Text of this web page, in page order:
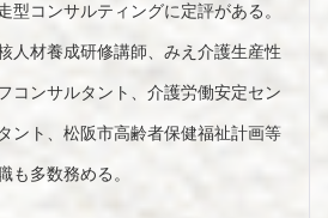
型コンサルティングに定評がある。
人材養成研修講師、みえ介護生産性
コンサルタント、介護労働安定セン
ント、松阪市高齢者保健福祉計画等
も多数務める。